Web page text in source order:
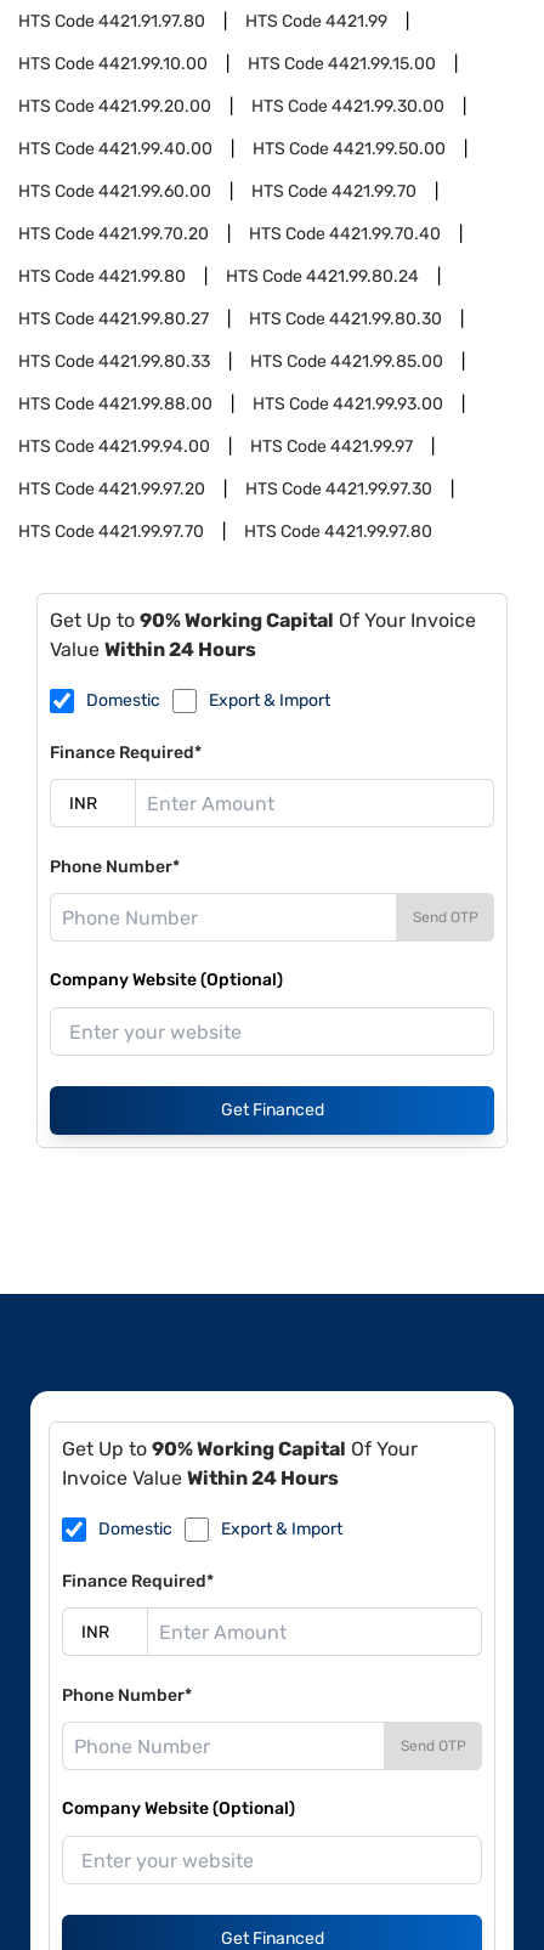
HTS Code4421.91.97.80 HTS Code4421.99
HTS Code4421.99.10.00 HTS Code4421.99.15.00
HTS Code4421.99.20.00 HTS Code4421.99.30.00
HTS Code4421.99.40.00 HTS Code4421.99.50.00
HTS Code4421.99.60.00 HTS Code4421.99.70
HTS Code4421.99.70.20 HTS Code4421.99.70.40
HTS Code4421.99.80 HTS Code4421.99.80.24
HTS Code4421.99.80.27 HTS Code4421.99.80.30
HTS Code4421.99.80.33 HTS Code4421.99.85.00
HTS Code4421.99.88.00 HTS Code4421.99.93.00
HTS Code4421.99.94.00 HTS Code4421.99.97
HTS Code4421.99.97.20 HTS Code4421.99.97.30
HTS Code4421.99.97.70 HTS Code4421.99.97.80
Get Up to 90% Working Capital Of Your Invoice
Value Within 24 Hours
Domestic Export & Import
Finance Required*
Phone Number*
Send OTP
Company Website (Optional)
Get Financed
Get Up to 90% Working Capital Of Your
Invoice Value Within 24 Hours
Domestic Export & Import
Finance Required*
Phone Number*
Send OTP
Company Website (Optional)
Get Financed